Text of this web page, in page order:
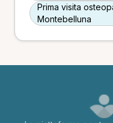
Prima visita
Montebelluna